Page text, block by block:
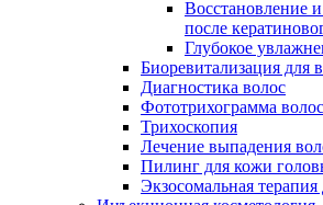
Восстановление
после
Глубокое
Биоревитализация для
Диагностика волос
Фототрихограмма волос
Трихоскопия
Лечение выпадения
Пилинг для кожи
Экзосомальная терапия